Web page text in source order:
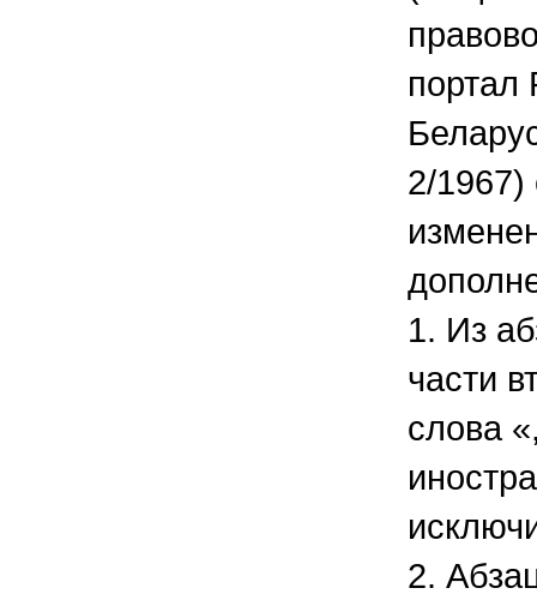
портал
2/
1. Из
части
слова
2.